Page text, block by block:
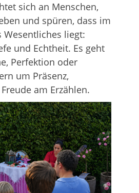
sich an Menschen,
und spüren, dass im
Wesentliches liegt:
und Echtheit. Es geht
Perfektion oder
um Präsenz,
am Erzählen.